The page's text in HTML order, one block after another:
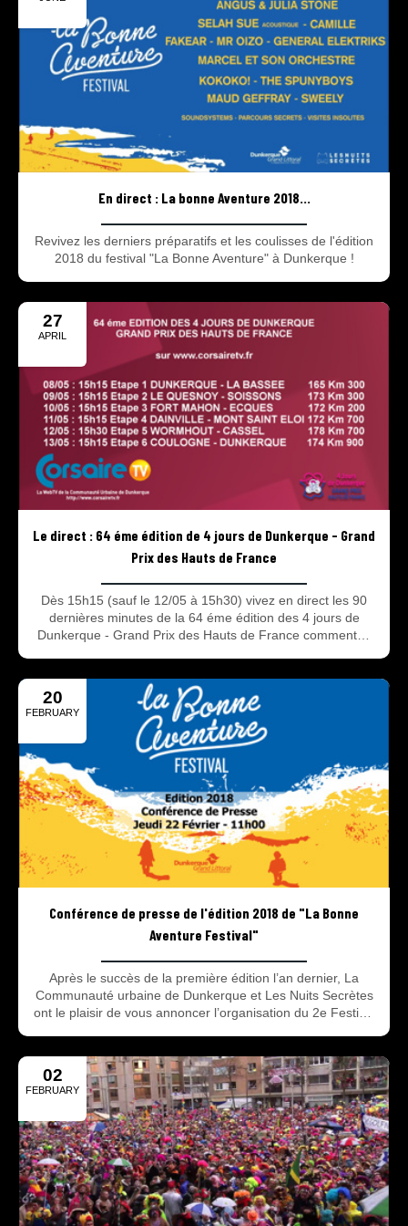
En direct : La bonne Aventure 2018...
Revivez les derniers préparatifs et les coulisses de l'édition
2018 du festival "La Bonne Aventure" à Dunkerque !
27
APRIL
Le direct : 64 éme édition de 4 jours de Dunkerque - Grand
Prix des Hauts de France
Dès 15h15 (sauf le 12/05 à 15h30) vivez en direct les 90
dernières minutes de la 64 éme édition des 4 jours de
Dunkerque - Grand Prix des Hauts de France commentée
20
FEBRUARY
Conférence de presse de l'édition 2018 de "La Bonne
Aventure Festival"
Après le succès de la première édition l’an dernier, La
Communauté urbaine de Dunkerque et Les Nuits Secrètes
ont le plaisir de vous annoncer l’organisation du 2e Festival
02
FEBRUARY